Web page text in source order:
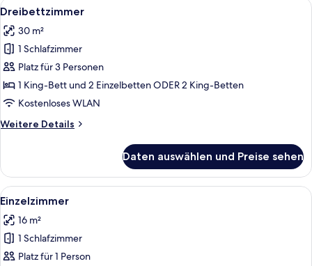
Alle
Fotos
für
Dreibettzimmer
anzeigen
3
Dreibettzimmer
30 m²
1 Schlafzimmer
Platz für 3 Personen
1 King-Bett und 2 Einzelbetten ODER 2 King-Betten
Kostenloses WLAN
Weitere Details
Weitere
Daten auswählen und Preise sehen
Alle
Fotos
für
Einzelzimmer
anzeigen
Ein ordentlich bezogenes Bett mit
3
Einzelzimmer
16 m²
1 Schlafzimmer
Platz für 1 Person